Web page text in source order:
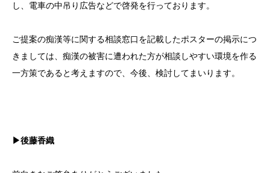
し、電車の中吊り広告などで啓発を行っております。
ご提案の痴漢等に関する相談窓口を記載したポスターの掲示につ
きましては、痴漢の被害に遭われた方が相談しやすい環境を作る
一方策であると考えますので、今後、検討してまいります。
▶後藤香織